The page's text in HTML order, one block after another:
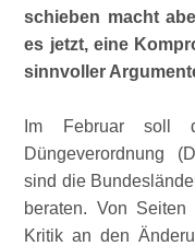
schieben macht
es jetzt, eine
sinnvoller
Im Februar soll
Düngeverordnung
sind die
beraten. Von
Kritik an den